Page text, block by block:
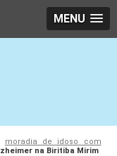
MENU
moradia de idoso com
na Biritiba Mirim